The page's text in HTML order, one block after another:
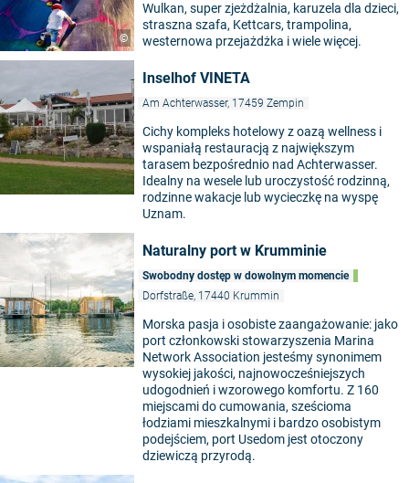
©
Wulkan, super zjeżdżalnia, karuzela dla dzieci,
straszna szafa, Kettcars, trampolina,
westernowa przejażdżka i wiele więcej.
Inselhof VINETA
Am Achterwasser, 17459 Zempin
Cichy kompleks hotelowy z oazą wellness i
wspaniałą restauracją z największym
tarasem bezpośrednio nad Achterwasser.
Idealny na wesele lub uroczystość rodzinną,
rodzinne wakacje lub wycieczkę na wyspę
Uznam.
Naturalny port w Krumminie
Swobodny dostęp w dowolnym momencie
Dorfstraße, 17440 Krummin
Morska pasja i osobiste zaangażowanie: jako
port członkowski stowarzyszenia Marina
Network Association jesteśmy synonimem
wysokiej jakości, najnowocześniejszych
udogodnień i wzorowego komfortu. Z 160
miejscami do cumowania, sześcioma
łodziami mieszkalnymi i bardzo osobistym
podejściem, port Usedom jest otoczony
dziewiczą przyrodą.